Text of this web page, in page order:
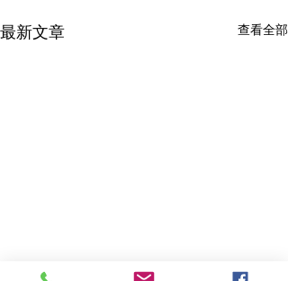
最新文章 查看全部